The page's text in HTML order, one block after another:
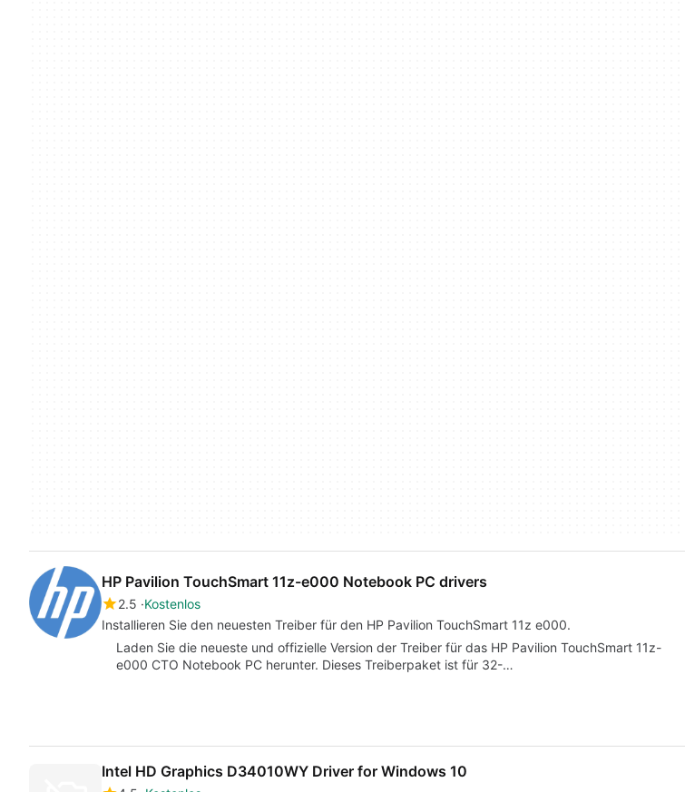
HP Pavilion TouchSmart 11z-e000 Notebook PC drivers
2.5 Kostenlos
Installieren Sie den neuesten Treiber für den HP Pavilion TouchSmart 11z e000.
Laden Sie die neueste und offizielle Version der Treiber für das HP Pavilion TouchSmart 11z-
e000 CTO Notebook PC herunter. Dieses Treiberpaket ist für 32-…
Intel HD Graphics D34010WY Driver for Windows 10